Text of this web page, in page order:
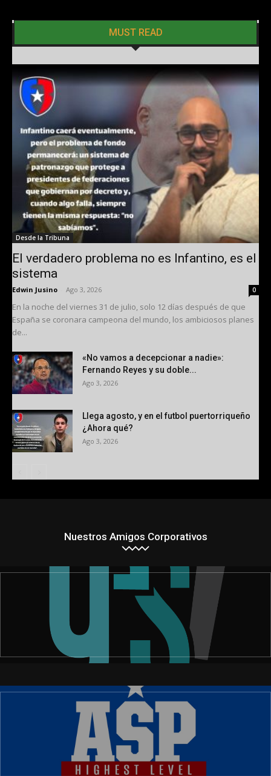
MUST READ
Desde la Tribuna
El verdadero problema no es Infantino, es el
sistema
Edwin Jusino Ago 3, 2026 0
En la noche del viernes 31 de julio, solo 12 días después de que
España se coronara campeona del mundo, los ambiciosos planes
de...
«No vamos a decepcionar a nadie»:
Fernando Reyes y su doble...
Ago 3, 2026
Llega agosto, y en el futbol puertorriqueño
¿Ahora qué?
Ago 3, 2026
Nuestros Amigos Corporativos